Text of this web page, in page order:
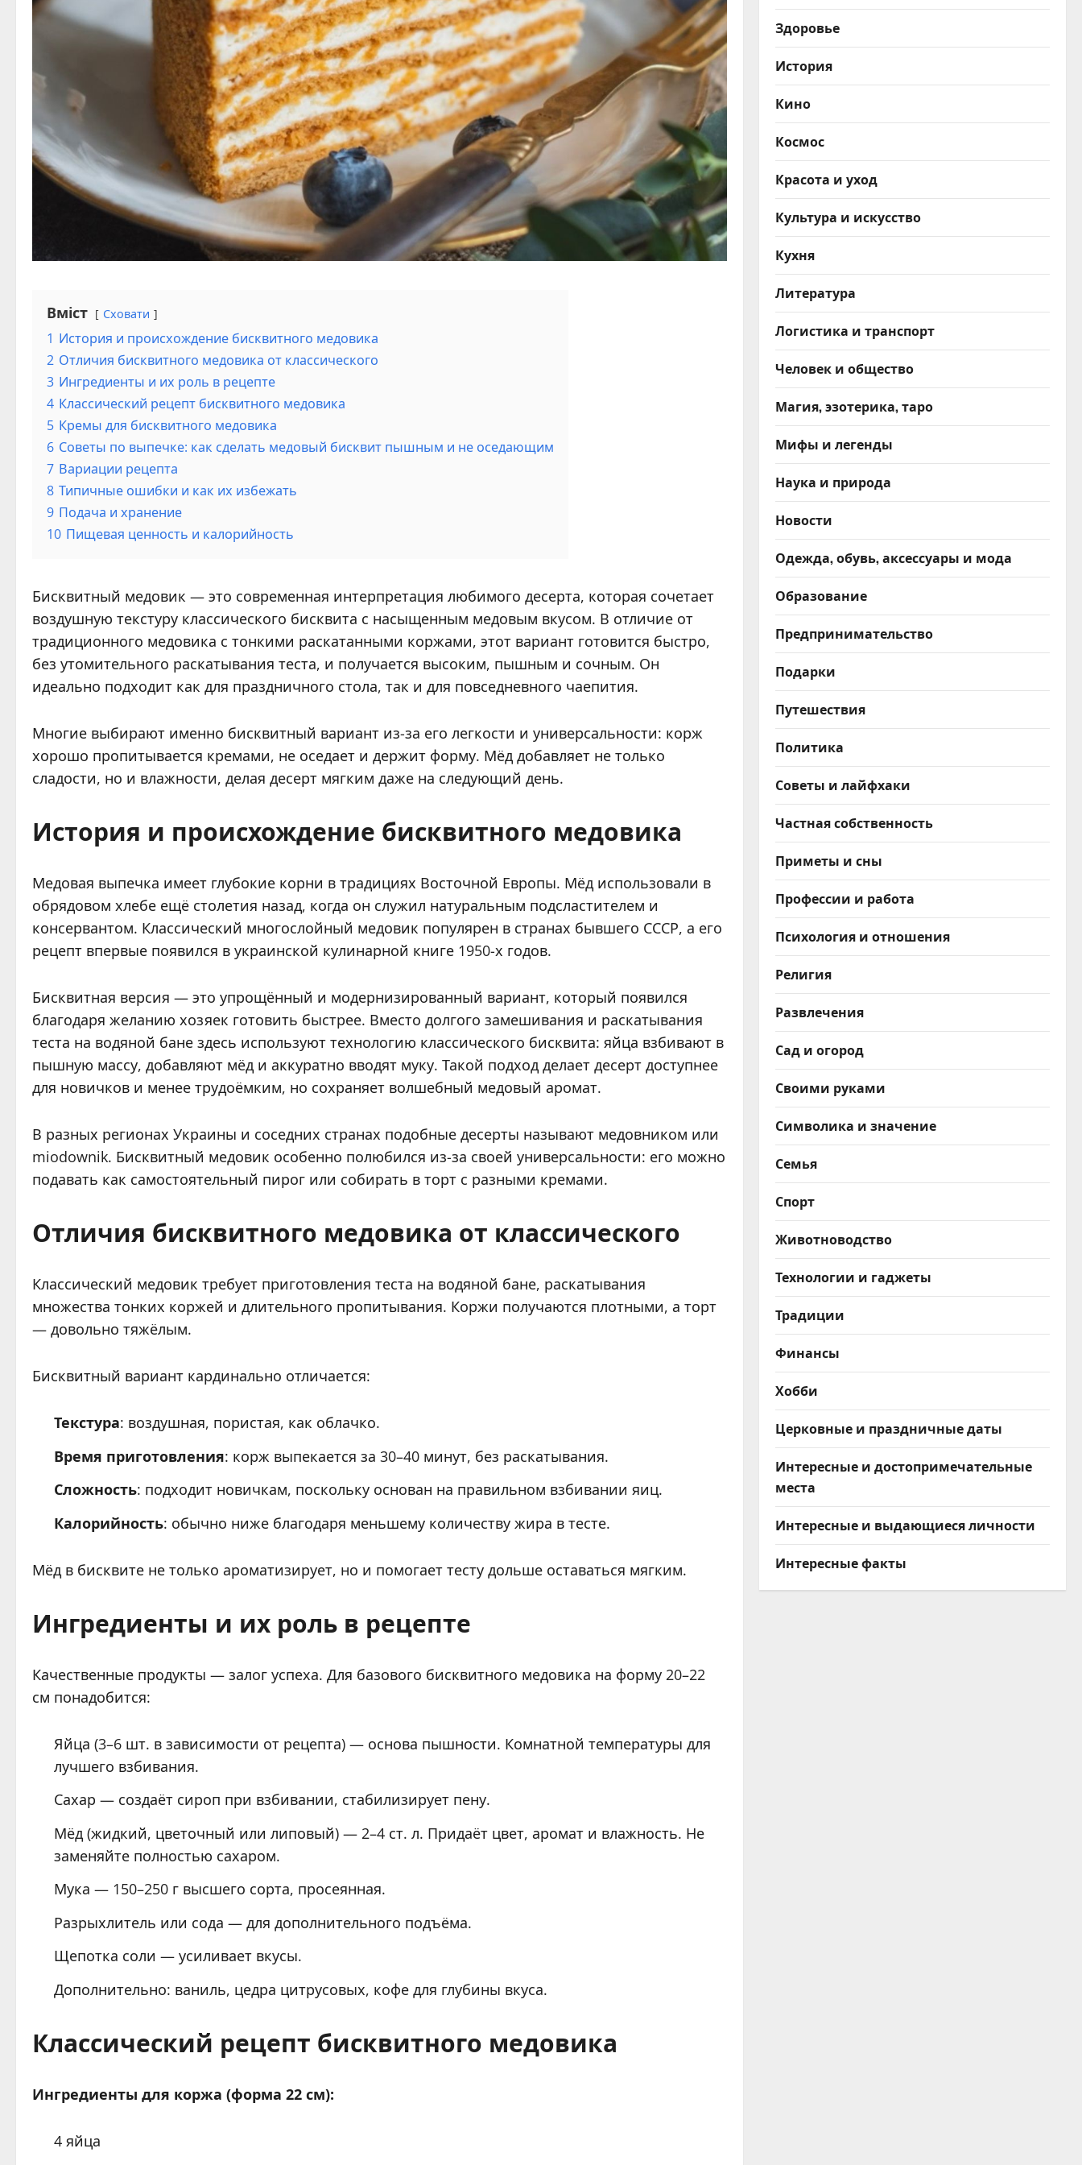
Вміст Сховати
1 История и происхождение бисквитного медовика
2 Отличия бисквитного медовика от классического
3 Ингредиенты и их роль в рецепте
4 Классический рецепт бисквитного медовика
5 Кремы для бисквитного медовика
6 Советы по выпечке: как сделать медовый бисквит пышным и не оседающим
7 Вариации рецепта
8 Типичные ошибки и как их избежать
9 Подача и хранение
10 Пищевая ценность и калорийность
Бисквитный медовик — это современная интерпретация любимого десерта, которая сочетает
воздушную текстуру классического бисквита с насыщенным медовым вкусом. В отличие от
традиционного медовика с тонкими раскатанными коржами, этот вариант готовится быстро,
без утомительного раскатывания теста, и получается высоким, пышным и сочным. Он
идеально подходит как для праздничного стола, так и для повседневного чаепития.
Многие выбирают именно бисквитный вариант из-за его легкости и универсальности: корж
хорошо пропитывается кремами, не оседает и держит форму. Мёд добавляет не только
сладости, но и влажности, делая десерт мягким даже на следующий день.
История и происхождение бисквитного медовика
Медовая выпечка имеет глубокие корни в традициях Восточной Европы. Мёд использовали в
обрядовом хлебе ещё столетия назад, когда он служил натуральным подсластителем и
консервантом. Классический многослойный медовик популярен в странах бывшего СССР, а его
рецепт впервые появился в украинской кулинарной книге 1950-х годов.
Бисквитная версия — это упрощённый и модернизированный вариант, который появился
благодаря желанию хозяек готовить быстрее. Вместо долгого замешивания и раскатывания
теста на водяной бане здесь используют технологию классического бисквита: яйца взбивают в
пышную массу, добавляют мёд и аккуратно вводят муку. Такой подход делает десерт доступнее
для новичков и менее трудоёмким, но сохраняет волшебный медовый аромат.
В разных регионах Украины и соседних странах подобные десерты называют медовником или
miodownik. Бисквитный медовик особенно полюбился из-за своей универсальности: его можно
подавать как самостоятельный пирог или собирать в торт с разными кремами.
Отличия бисквитного медовика от классического
Классический медовик требует приготовления теста на водяной бане, раскатывания
множества тонких коржей и длительного пропитывания. Коржи получаются плотными, а торт
— довольно тяжёлым.
Бисквитный вариант кардинально отличается:
Текстура: воздушная, пористая, как облачко.
Время приготовления: корж выпекается за 30–40 минут, без раскатывания.
Сложность: подходит новичкам, поскольку основан на правильном взбивании яиц.
Калорийность: обычно ниже благодаря меньшему количеству жира в тесте.
Мёд в бисквите не только ароматизирует, но и помогает тесту дольше оставаться мягким.
Ингредиенты и их роль в рецепте
Качественные продукты — залог успеха. Для базового бисквитного медовика на форму 20–22
см понадобится:
Яйца (3–6 шт. в зависимости от рецепта) — основа пышности. Комнатной температуры для
лучшего взбивания.
Сахар — создаёт сироп при взбивании, стабилизирует пену.
Мёд (жидкий, цветочный или липовый) — 2–4 ст. л. Придаёт цвет, аромат и влажность. Не
заменяйте полностью сахаром.
Мука — 150–250 г высшего сорта, просеянная.
Разрыхлитель или сода — для дополнительного подъёма.
Щепотка соли — усиливает вкусы.
Дополнительно: ваниль, цедра цитрусовых, кофе для глубины вкуса.
Классический рецепт бисквитного медовика
Ингредиенты для коржа (форма 22 см):
4 яйца
Здоровье
История
Кино
Космос
Красота и уход
Культура и искусство
Кухня
Литература
Логистика и транспорт
Человек и общество
Магия, эзотерика, таро
Мифы и легенды
Наука и природа
Новости
Одежда, обувь, аксессуары и мода
Образование
Предпринимательство
Подарки
Путешествия
Политика
Советы и лайфхаки
Частная собственность
Приметы и сны
Профессии и работа
Психология и отношения
Религия
Развлечения
Сад и огород
Своими руками
Символика и значение
Семья
Спорт
Животноводство
Технологии и гаджеты
Традиции
Финансы
Хобби
Церковные и праздничные даты
Интересные и достопримечательные
места
Интересные и выдающиеся личности
Интересные факты